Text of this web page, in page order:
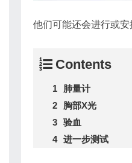
他们可能还会进行或
Contents
肺量计
胸部X光
验血
进一步测试